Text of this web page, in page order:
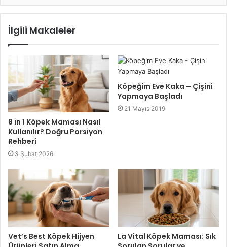
İlgili Makaleler
8 in 1 Köpek Maması Nasıl
Kullanılır? Doğru Porsiyon
Rehberi
3 Şubat 2026
Köpeğim Eve Kaka – Çişini
Yapmaya Başladı
21 Mayıs 2019
Vet’s Best Köpek Hijyen
La Vital Köpek Maması: Sık